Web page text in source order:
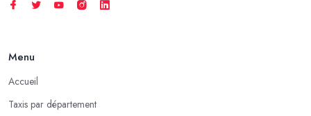
Menu
Accueil
Taxis par département